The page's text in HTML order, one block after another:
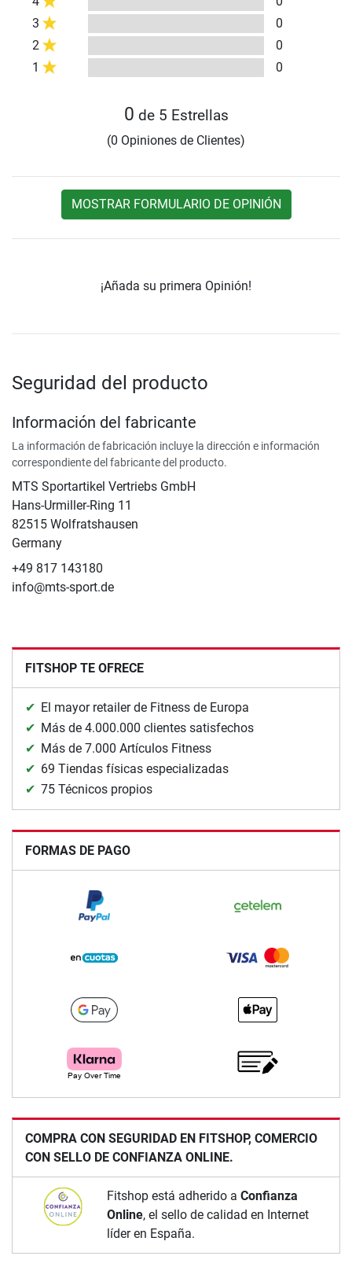
3
0
2
0
1
0
0 de 5 Estrellas
(0 Opiniones de Clientes)
MOSTRAR FORMULARIO DE OPINIÓN
¡Añada su primera Opinión!
Seguridad del producto
Información del fabricante
La información de fabricación incluye la dirección e información
correspondiente del fabricante del producto.
MTS Sportartikel Vertriebs GmbH
Hans-Urmiller-Ring 11
82515 Wolfratshausen
Germany
+49 817 143180
info@mts-sport.de
FITSHOP TE OFRECE
El mayor retailer de Fitness de Europa
Más de 4.000.000 clientes satisfechos
Más de 7.000 Artículos Fitness
69 Tiendas físicas especializadas
75 Técnicos propios
FORMAS DE PAGO
COMPRA CON SEGURIDAD EN FITSHOP, COMERCIO
CON SELLO DE CONFIANZA ONLINE.
Fitshop está adherido a Confianza
Online, el sello de calidad en Internet
líder en España.